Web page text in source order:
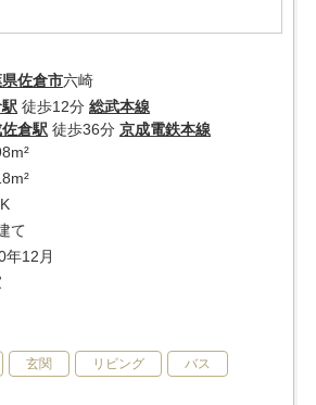
佐倉市六崎
徒歩12分 総武本線
倉駅 徒歩36分 京成電鉄本線
て
年12月
玄関 リビング バス